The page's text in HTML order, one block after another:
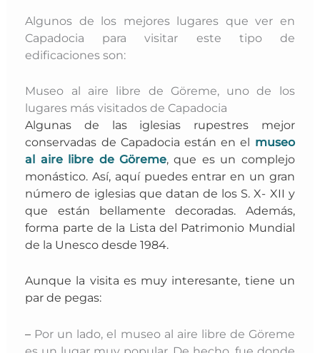
Algunos de los mejores lugares que ver en
Capadocia para visitar este tipo de
edificaciones son:
Museo al aire libre de Göreme, uno de los
lugares más visitados de Capadocia
Algunas de las iglesias rupestres mejor
conservadas de Capadocia están en el museo
al aire libre de Göreme, que es un complejo
monástico. Así, aquí puedes entrar en un gran
número de iglesias que datan de los S. X- XII y
que están bellamente decoradas. Además,
forma parte de la Lista del Patrimonio Mundial
de la Unesco desde 1984.
Aunque la visita es muy interesante, tiene un
par de pegas:
– Por un lado, el museo al aire libre de Göreme